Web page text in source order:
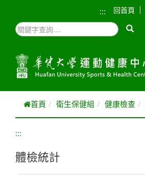
::: 回首頁
首頁 衛生保健組 健康檢查
:::
體檢統計